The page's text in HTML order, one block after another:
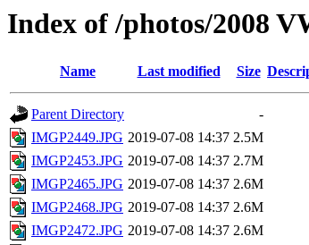
Index of /photos/2008
Name Last modified Size
Parent Directory
-
IMGP2449.JPG 2019-07-08 14:37 2.5M
IMGP2453.JPG 2019-07-08 14:37 2.7M
IMGP2465.JPG 2019-07-08 14:37 2.6M
IMGP2468.JPG 2019-07-08 14:37 2.6M
IMGP2472.JPG 2019-07-08 14:37 2.6M